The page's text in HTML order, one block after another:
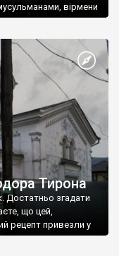
вірмени
Тирона
Достатньо згадати
що цей,
рецепт привезли у